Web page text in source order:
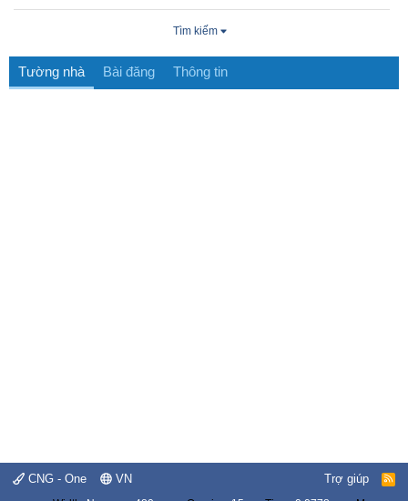
Tìm kiếm
Tường nhà Bài đăng Thông tin
CNG - One VN Trợ giúp
R